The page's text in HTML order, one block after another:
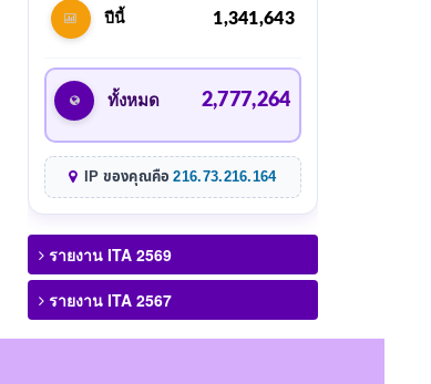
ปีนี้ 1,341,643
ทั้งหมด 2,777,264
IP ของคุณคือ216.73.216.164
รายงาน ITA 2569
รายงาน ITA 2567